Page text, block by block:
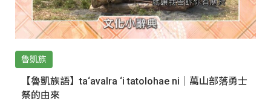
魯凱族
【魯凱族語】ta‘avalra ‘i tatolohae ni｜萬山部落勇士
祭的由來